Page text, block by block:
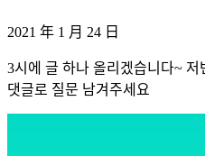
2021 年 1 月 24 日
3시에 글 하나 올리겠습니다~
댓글로 질문 남겨주세요